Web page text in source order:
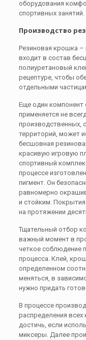
оборудования
спортивных занятий.
Производство
Резиновая крошка –
входит в состав
полиуретановый
рецептуре, чтобы
отдельными
Еще один компонент
применяется не
производственных,
территорий, может
бесшовная
красивую игровую
спортивный
процессе
пигмент. Он
равномерно
и стойким.
на протяжении
Тщательный отбор
важный момент в
четкое соблюдение
процесса. Клей,
определенном
меняться, в
нужно придать
В процессе
распределения
достичь, если
миксеры. Далее